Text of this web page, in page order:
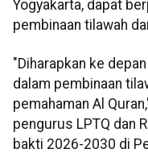
Yogyakarta, dapat
pembinaan tilawah
"Diharapkan ke
dalam pembinaan
pemahaman Al
pengurus LPTQ dan
bakti 2026-2030 di